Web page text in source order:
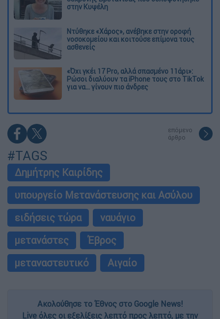
στην Κυψέλη
Ντύθηκε «Χάρος», ανέβηκε στην οροφή
νοσοκομείου και κοιτούσε επίμονα τους
ασθενείς
«Όχι γκέι 17 Pro, αλλά σπασμένο 11άρι»:
Ρώσοι διαλύουν τα iPhone τους στο TikTok
για να... γίνουν πιο άνδρες
επόμενο
άρθρο
#TAGS
Δημήτρης Καιρίδης
υπουργείο Μετανάστευσης και Ασύλου
ειδήσεις τώρα
ναυάγιο
μετανάστες
Έβρος
μεταναστευτικό
Αιγαίο
Ακολούθησε το Έθνος στο Google News!
Live όλες οι εξελίξεις λεπτό προς λεπτό, με την